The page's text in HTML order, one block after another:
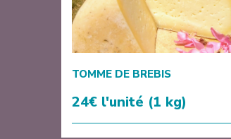
TOMME DE BREBIS
24€ l'unité (1 kg)